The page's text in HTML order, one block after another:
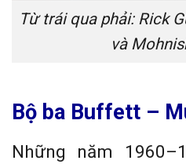
Từ trái qua phải: Rick
và
Bộ ba Buffett –
Những năm